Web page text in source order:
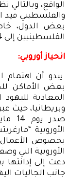
الواقع، وبالتالي
والفلسطيني قيد
بعض الدول،
الفلسطينيين إلى 174 مع احتمال استمرار زيادة العدد.
انحياز أوروبي:
يبدو أن
بعض الأماكن
المعادية لليهود
وبريطانيا، حيث
الأوروبية
بخصوص الأعمال
الأوروبية التي
دعت إلى
جانب الجاليات